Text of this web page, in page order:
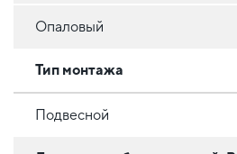
Опаловый
Тип монтажа
Подвесной